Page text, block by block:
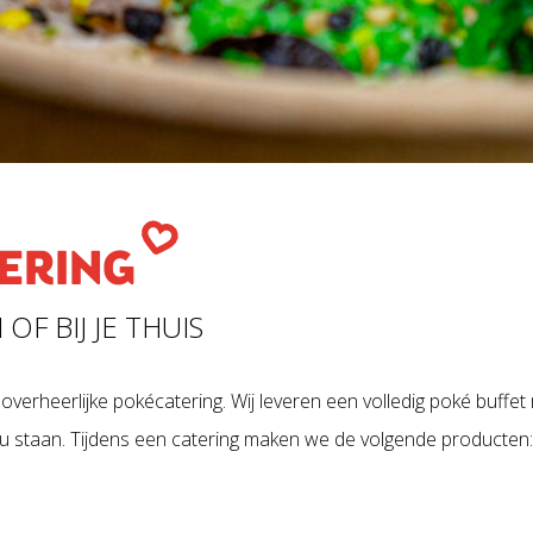
BIJ JE THUIS
pokécatering. Wij leveren een volledig poké
staan. Tijdens een catering maken we de volgende producten: